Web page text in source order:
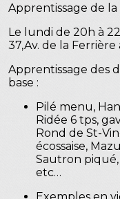
Apprentissage de
Le lundi de 20h à
37,Av. de la Ferrière
Apprentissage des
base :
Pilé menu,
Ridée 6 tps,
Rond de St-
écossaise,
Sautron
etc…